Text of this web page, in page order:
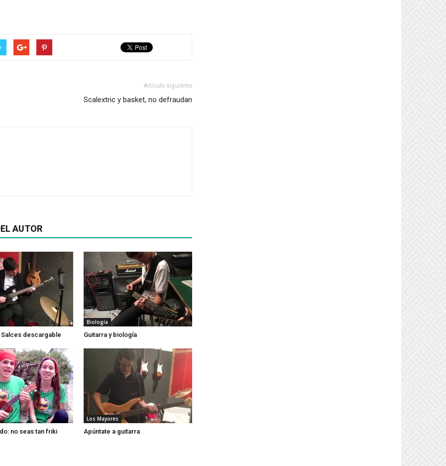
Artículo siguiente
Scalextric y basket, no defraudan
AUTOR
descargable
Biología
Guitarra y biología
no seas tan friki
Los Mayores
Apúntate a guitarra